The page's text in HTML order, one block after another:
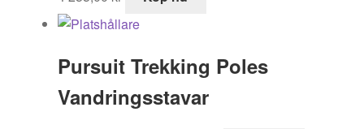
Pursuit Trekking Poles
Vandringsstavar